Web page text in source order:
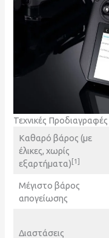
Τεχνικές
Καθαρό βάρος (με
έλικες, χωρίς
εξαρτήματα) [1]
Μέγιστο βάρος
απογείωσης
Διαστάσεις